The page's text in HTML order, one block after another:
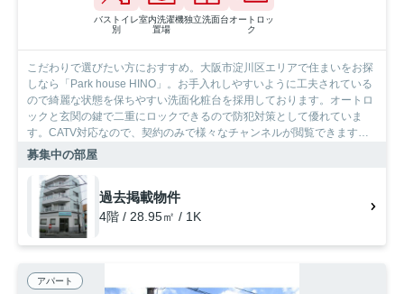
バストイレ
別
室内洗濯機
置場
独立洗面台オートロッ
ク
こだわりで選びたい方におすすめ。大阪市淀川区エリアで住まいをお探
しなら「Park house HINO」。お手入れしやすいように工夫されている
ので綺麗な状態を保ちやすい洗面化粧台を採用しております。オートロ
ックと玄関の鍵で二重にロックできるので防犯対策として優れていま
す。CATV対応なので、契約のみで様々なチャンネルが閲覧できます。
ペットを育てている方にもうれしい、ペット相談可の物件です。大阪市
下さい。当社は、多種多様な賃貸情報を取り扱っております。ご要望や
不明な点などございましたら、お気軽にご連絡下さい。
募集中の部屋
過去掲載物件
4階 / 28.95㎡ / 1K
アパート